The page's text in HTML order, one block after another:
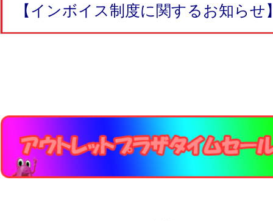
【インボイス制度に関するお知らせ